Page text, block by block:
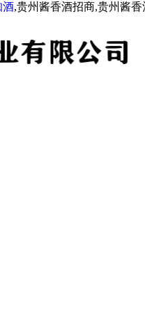
酒,贵州酱香酒招商,贵州酱